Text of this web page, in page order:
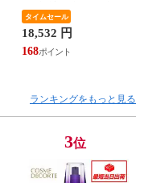
エッセンス 230ml
タイムセール
18,532 円
168
ランキングをもっと見る
3位